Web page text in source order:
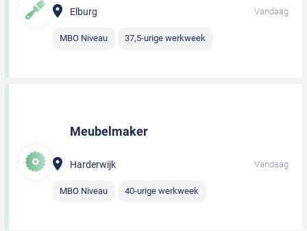
Elburg Vandaag
MBO Niveau 37,5-urige werkweek
Meubelmaker
Harderwijk Vandaag
MBO Niveau 40-urige werkweek